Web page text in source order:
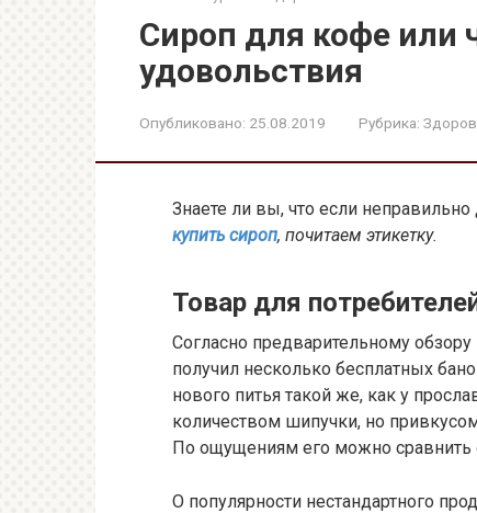
Сироп для кофе или
удовольствия
Опубликовано: 25.08.2019 Рубрика:
Знаете ли вы, что если неправильно
купить сироп, почитаем этикетку.
Товар для
Согласно предварительному
получил несколько бесплатных
нового питья такой же, как у
количеством шипучки, но
По ощущениям его можно сравнить
О популярности нестандартного